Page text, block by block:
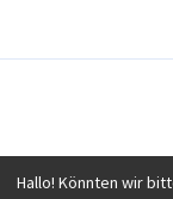
Hallo! Könnten wir